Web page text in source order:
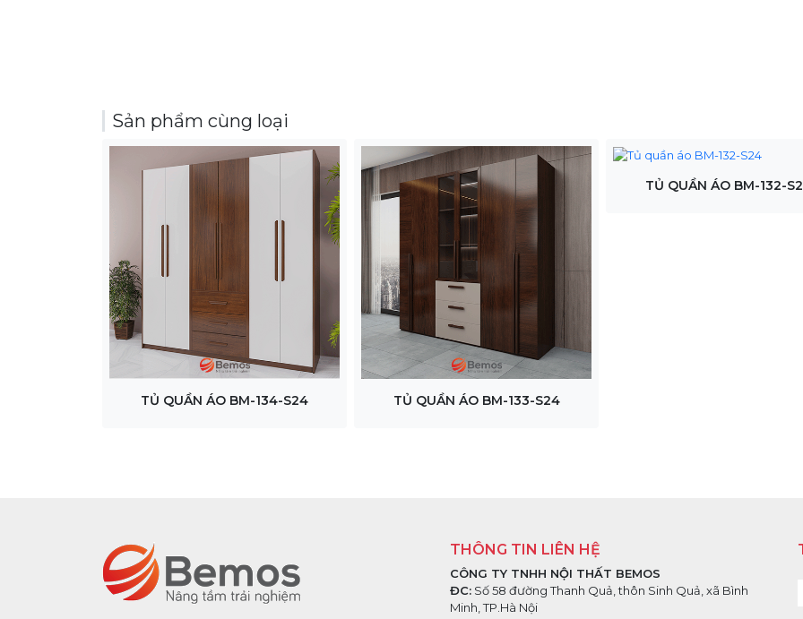
Sản phẩm cùng loại
TỦ QUẦN ÁO BM-134-S24 TỦ QUẦN ÁO BM-133-S24
TỦ QUẦN ÁO BM-132-
THÔNG TIN LIÊN HỆ
CÔNG TY TNHH NỘI THẤT BEMOS
ĐC: Số 58 đường Thanh Quả, thôn Sinh Quả, xã Bình
Minh, TP.Hà Nội